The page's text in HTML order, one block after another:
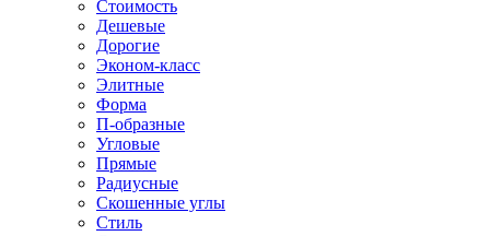
Стоимость
Дешевые
Дорогие
Эконом-класс
Элитные
Форма
П-образные
Угловые
Прямые
Радиусные
Скошенные углы
Стиль